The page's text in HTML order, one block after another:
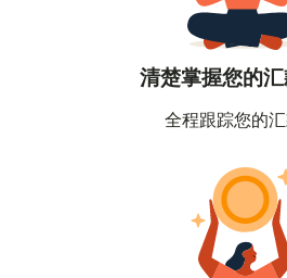
清楚掌握您的汇
全程跟踪您的汇